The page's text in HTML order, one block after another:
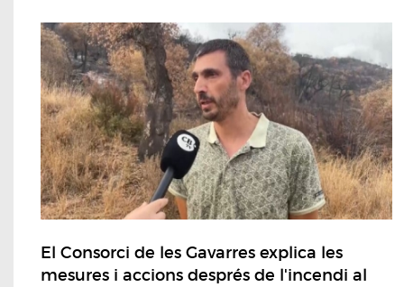
El Consorci de les Gavarres explica les
mesures i accions després de l'incendi al